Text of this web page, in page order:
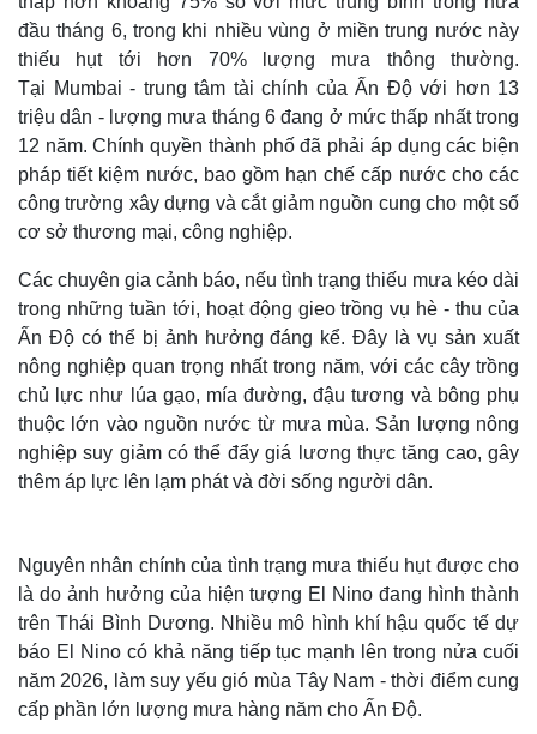
đầu tháng 6, trong khi nhiều vùng ở miền trung nước này
thiếu hụt tới hơn 70% lượng mưa thông thường.
Tại Mumbai - trung tâm tài chính của Ấn Độ với hơn 13
triệu dân - lượng mưa tháng 6 đang ở mức thấp nhất trong
12 năm. Chính quyền thành phố đã phải áp dụng các biện
pháp tiết kiệm nước, bao gồm hạn chế cấp nước cho các
công trường xây dựng và cắt giảm nguồn cung cho một số
cơ sở thương mại, công nghiệp.
Các chuyên gia cảnh báo, nếu tình trạng thiếu mưa kéo dài
trong những tuần tới, hoạt động gieo trồng vụ hè - thu của
Ấn Độ có thể bị ảnh hưởng đáng kể. Đây là vụ sản xuất
nông nghiệp quan trọng nhất trong năm, với các cây trồng
chủ lực như lúa gạo, mía đường, đậu tương và bông phụ
thuộc lớn vào nguồn nước từ mưa mùa. Sản lượng nông
nghiệp suy giảm có thể đẩy giá lương thực tăng cao, gây
thêm áp lực lên lạm phát và đời sống người dân.
Nguyên nhân chính của tình trạng mưa thiếu hụt được cho
là do ảnh hưởng của hiện tượng El Nino đang hình thành
trên Thái Bình Dương. Nhiều mô hình khí hậu quốc tế dự
báo El Nino có khả năng tiếp tục mạnh lên trong nửa cuối
năm 2026, làm suy yếu gió mùa Tây Nam - thời điểm cung
cấp phần lớn lượng mưa hàng năm cho Ấn Độ.